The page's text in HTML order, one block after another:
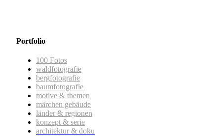
Portfolio
100 Fotos
waldfotografie
bergfotografie
baumfotografie
motive & themen
märchen gebäude
länder & regionen
konzept & serie
architektur & doku